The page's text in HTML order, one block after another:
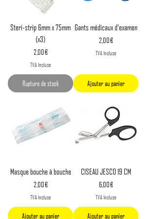
Steri-strip 6mm x 75mm
(x3)
Prix
2,00 €
TVA Incluse
Rupture de stock
Gants médicaux d'examen
Prix
2,00 €
TVA Incluse
Ajouter au panier
Masque bouche à bouche
Prix
2,00 €
TVA Incluse
Ajouter au panier
CISEAU JESCO 19 CM
Prix
6,00 €
TVA Incluse
Ajouter au panier